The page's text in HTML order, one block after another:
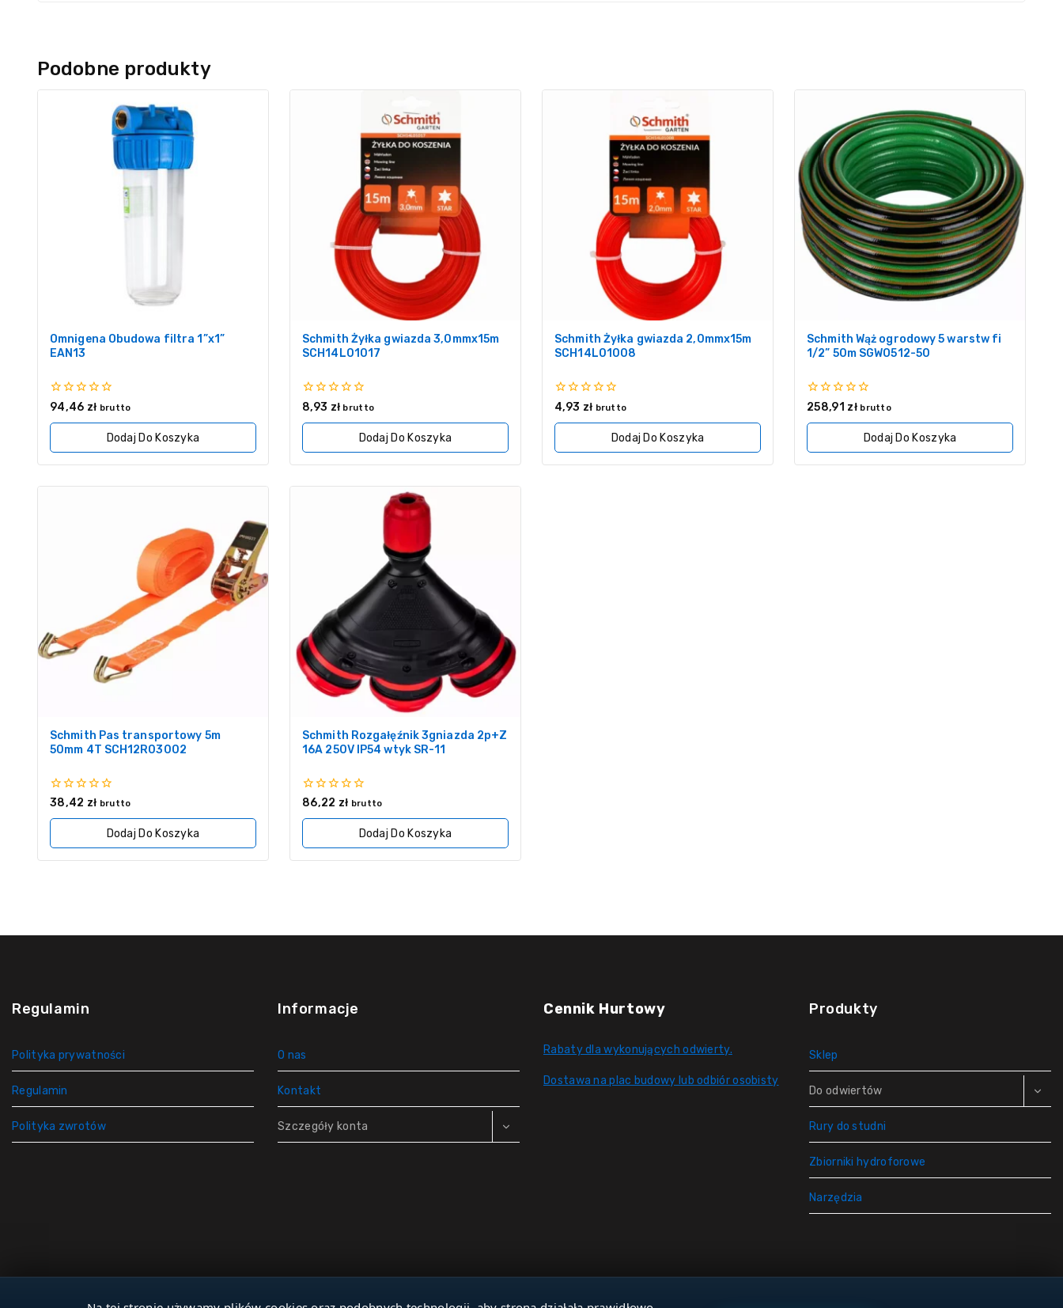
Podobne produkty
Omnigena Obudowa filtra 1”x1”
EAN13
0
5
94,46 zł brutto
Dodaj Do Koszyka
Schmith Żyłka gwiazda 3,0mmx15m
SCH14L01017
0
5
8,93 zł brutto
Dodaj Do Koszyka
Schmith Żyłka gwiazda 2,0mmx15m
SCH14L01008
0
5
4,93 zł brutto
Dodaj Do Koszyka
Schmith Wąż ogrodowy 5 warstw fi
1/2” 50m SGWO512-50
0
5
258,91 zł brutto
Dodaj Do Koszyka
Schmith Pas transportowy 5m
50mm 4T SCH12R03002
0
5
38,42 zł brutto
Dodaj Do Koszyka
Schmith Rozgałęźnik 3gniazda 2p+Z
16A 250V IP54 wtyk SR-11
0
5
86,22 zł brutto
Dodaj Do Koszyka
Regulamin
Polityka prywatności
Regulamin
Polityka zwrotów
Informacje
O nas
Kontakt
Szczegóły konta
Cennik Hurtowy
Rabaty dla wykonujących odwierty.
Dostawa na plac budowy lub odbiór osobisty
Produkty
Sklep
Do odwiertów
Rury do studni
Zbiorniki hydroforowe
Narzędzia